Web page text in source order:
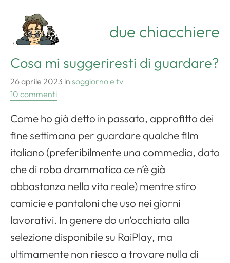
due chiacchiere
Cosa mi suggeriresti di guardare?
26 aprile 2023 in soggiorno e tv
10 commenti
Come ho già detto in passato, approfitto dei
fine settimana per guardare qualche film
italiano (preferibilmente una commedia, dato
che di roba drammatica ce n’è già
abbastanza nella vita reale) mentre stiro
camicie e pantaloni che uso nei giorni
lavorativi. In genere do un’occhiata alla
selezione disponibile su RaiPlay, ma
ultimamente non riesco a trovare nulla di